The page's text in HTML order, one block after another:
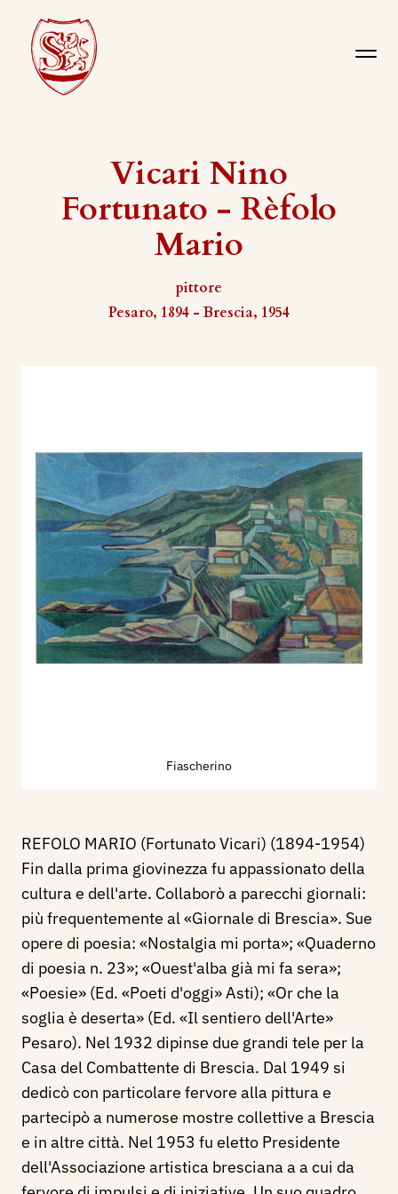
Vicari Nino
Fortunato - Rèfolo
Mario
pittore
Pesaro, 1894 - Brescia, 1954
Fiascherino
REFOLO MARIO (Fortunato Vicari) (1894-1954)
Fin dalla prima giovinezza fu appassionato della
cultura e dell'arte. Collaborò a parecchi giornali:
più frequentemente al «Giornale di Brescia». Sue
opere di poesia: «Nostalgia mi porta»; «Quaderno
di poesia n. 23»; «Ouest'alba già mi fa sera»;
«Poesie» (Ed. «Poeti d'oggi» Asti); «Or che la
soglia è deserta» (Ed. «Il sentiero dell'Arte»
Pesaro). Nel 1932 dipinse due grandi tele per la
Casa del Combattente di Brescia. Dal 1949 si
dedicò con particolare fervore alla pittura e
partecipò a numerose mostre collettive a Brescia
e in altre città. Nel 1953 fu eletto Presidente
dell'Associazione artistica bresciana a a cui da